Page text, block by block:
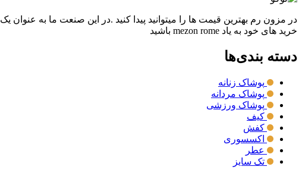
در مزون رم بهترین قیمت ها را میتوانید پیدا کنید .در این صنعت ما به عنوان
خرید های خود به یاد mezon rome باشید
دسته بندی‌ها
پوشاک زنانه
پوشاک مردانه
پوشاک ورزشی
کیف
کفش
اکسسوری
عطر
تک سایز